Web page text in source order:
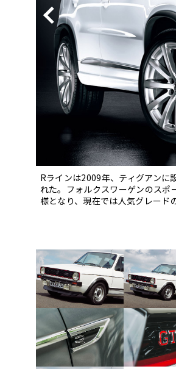
Rラインは2009年、ティグアンに
れた。フォルクスワーゲンのス
様となり、現在では人気グレード